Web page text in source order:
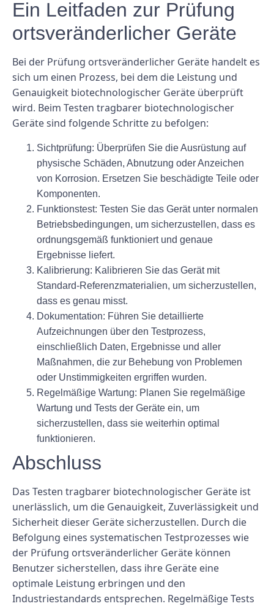
Ein Leitfaden zur Prüfung
ortsveränderlicher Geräte
Bei der Prüfung ortsveränderlicher Geräte handelt es
sich um einen Prozess, bei dem die Leistung und
Genauigkeit biotechnologischer Geräte überprüft
wird. Beim Testen tragbarer biotechnologischer
Geräte sind folgende Schritte zu befolgen:
Sichtprüfung: Überprüfen Sie die Ausrüstung auf
physische Schäden, Abnutzung oder Anzeichen
von Korrosion. Ersetzen Sie beschädigte Teile oder
Komponenten.
Funktionstest: Testen Sie das Gerät unter normalen
Betriebsbedingungen, um sicherzustellen, dass es
ordnungsgemäß funktioniert und genaue
Ergebnisse liefert.
Kalibrierung: Kalibrieren Sie das Gerät mit
Standard-Referenzmaterialien, um sicherzustellen,
dass es genau misst.
Dokumentation: Führen Sie detaillierte
Aufzeichnungen über den Testprozess,
einschließlich Daten, Ergebnisse und aller
Maßnahmen, die zur Behebung von Problemen
oder Unstimmigkeiten ergriffen wurden.
Regelmäßige Wartung: Planen Sie regelmäßige
Wartung und Tests der Geräte ein, um
sicherzustellen, dass sie weiterhin optimal
funktionieren.
Abschluss
Das Testen tragbarer biotechnologischer Geräte ist
unerlässlich, um die Genauigkeit, Zuverlässigkeit und
Sicherheit dieser Geräte sicherzustellen. Durch die
Befolgung eines systematischen Testprozesses wie
der Prüfung ortsveränderlicher Geräte können
Benutzer sicherstellen, dass ihre Geräte eine
optimale Leistung erbringen und den
Industriestandards entsprechen. Regelmäßige Tests